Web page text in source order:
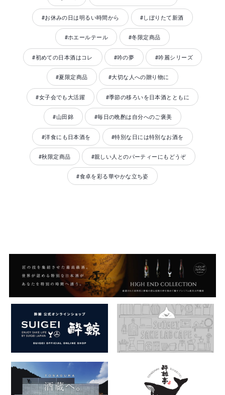
#お休みの日は明るい時間から #しぼりたて新酒
#ホエールテール #冬限定商品
#初めての日本酒はコレ #吟の夢 #吟麗シリーズ
#夏限定商品 #大切な人への贈り物に
#女子会でも大活躍 #季節の移ろいを日本酒とともに
#山田錦 #毎日の晩酌は自分へのご褒美
#洋食にも日本酒を #特別な日には特別なお酒を
#秋限定商品 #親しい人とのパーティーにもどうぞ
#食卓を彩る華やかな立ち姿